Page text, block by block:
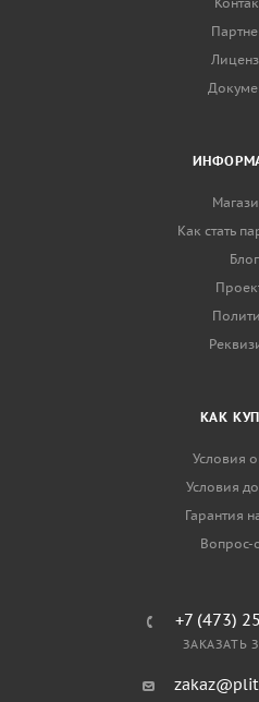
Как стать
Блог
КАК
Условия
Условия
Гарантия
Вопрос-
+7 (473)
ЗАКАЗАТЬ